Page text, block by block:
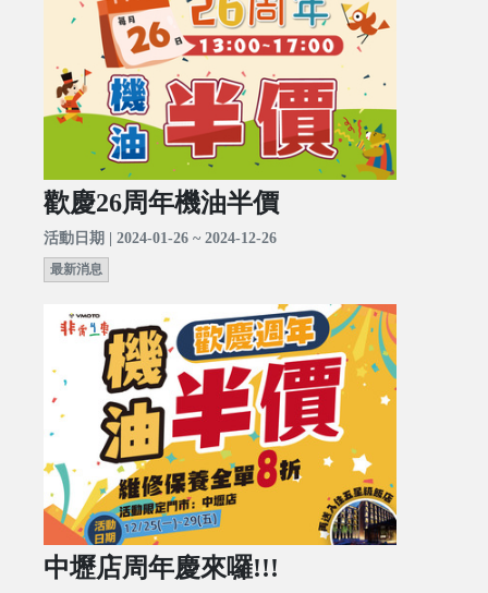
歡慶26周年機油半價
活動日期 | 2024-01-26 ~ 2024-12-26
最新消息
中壢店周年慶來囉!!!